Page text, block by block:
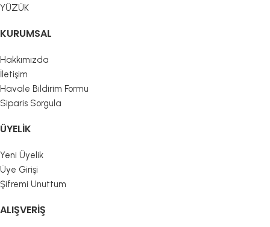
YÜZÜK
KURUMSAL
Hakkımızda
İletişim
Havale Bildirim Formu
Siparis Sorgula
ÜYELIK
Yeni Üyelik
Üye Girişi
Şifremi Unuttum
ALIŞVERIŞ